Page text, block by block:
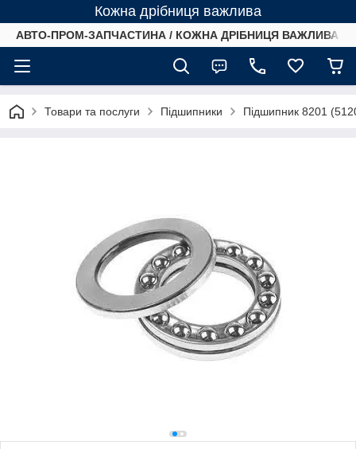
Кожна дрібниця важлива
АВТО-ПРОМ-ЗАПЧАСТИНА / КОЖНА ДРІБНИЦЯ ВАЖЛИВА /
Товари та послуги Підшипники Підшипник 8201